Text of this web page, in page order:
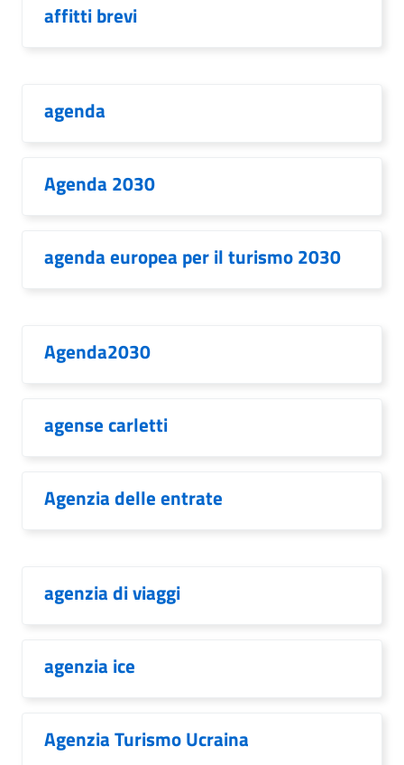
affitti brevi
agenda
Agenda 2030
agenda europea per il turismo 2030
Agenda2030
agense carletti
Agenzia delle entrate
agenzia di viaggi
agenzia ice
Agenzia Turismo Ucraina